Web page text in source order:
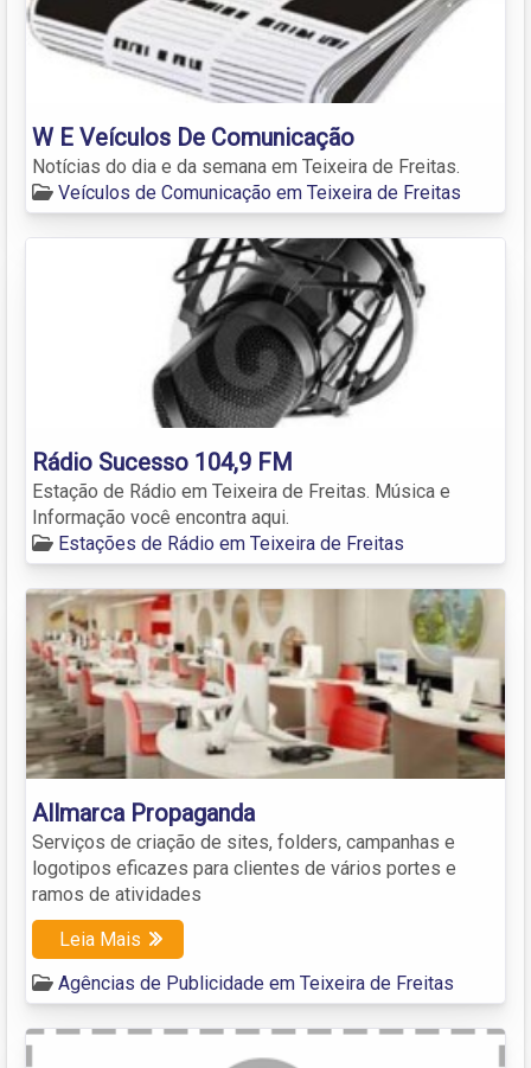
W E Veículos De Comunicação
Notícias do dia e da semana em Teixeira de Freitas.
Veículos de Comunicação em Teixeira de Freitas
Rádio Sucesso 104,9 FM
Estação de Rádio em Teixeira de Freitas. Música e
Informação você encontra aqui.
Estações de Rádio em Teixeira de Freitas
Allmarca Propaganda
Serviços de criação de sites, folders, campanhas e
logotipos eficazes para clientes de vários portes e
ramos de atividades
Leia Mais
Agências de Publicidade em Teixeira de Freitas